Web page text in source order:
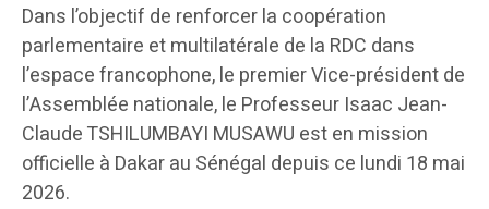
Dans l’objectif de renforcer la coopération
parlementaire et multilatérale de la RDC dans
l’espace francophone, le premier Vice-président de
l’Assemblée nationale, le Professeur Isaac Jean-
Claude TSHILUMBAYI MUSAWU est en mission
officielle à Dakar au Sénégal depuis ce lundi 18 mai
2026.